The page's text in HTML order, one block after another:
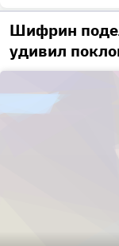
Шифрин
удивил